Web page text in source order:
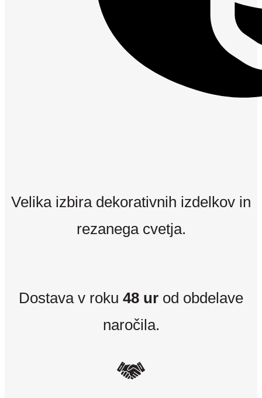
Velika izbira dekorativnih izdelkov in
rezanega cvetja.
Dostava v roku 48 ur od obdelave
naročila.